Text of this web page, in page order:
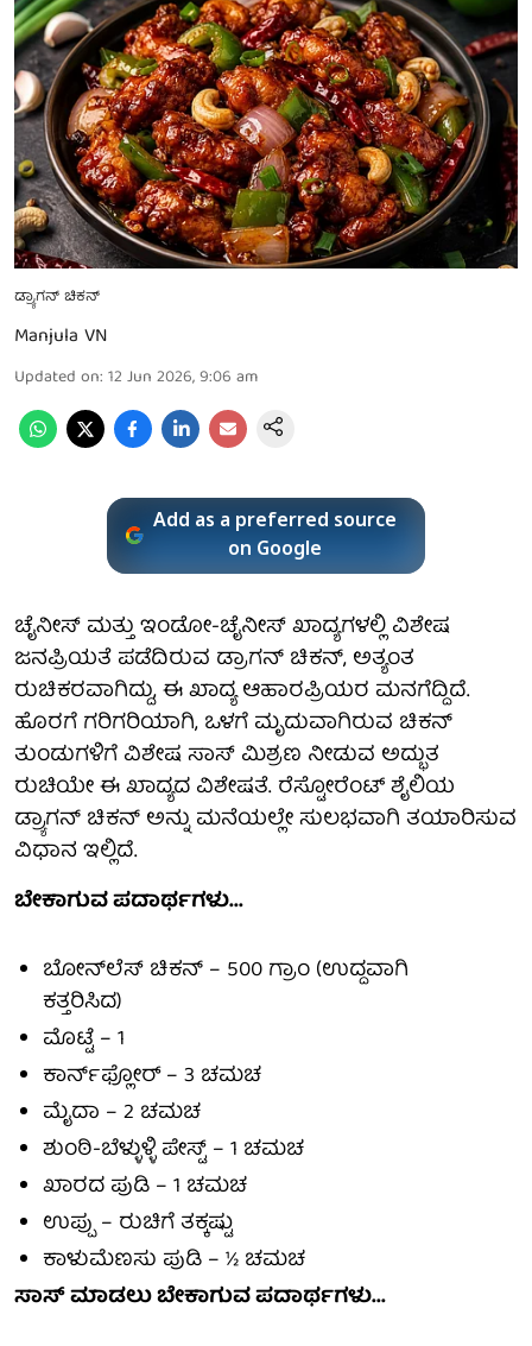
ಡ್ರ್ಯಾಗನ್ ಚಿಕನ್
Manjula VN
Updated on: 12 Jun 2026, 9:06 am
Add as a preferred source
on Google
ಚೈನೀಸ್ ಮತ್ತು ಇಂಡೋ-ಚೈನೀಸ್ ಖಾದ್ಯಗಳಲ್ಲಿ ವಿಶೇಷ
ಜನಪ್ರಿಯತೆ ಪಡೆದಿರುವ ಡ್ರಾಗನ್ ಚಿಕನ್, ಅತ್ಯಂತ
ರುಚಿಕರವಾಗಿದ್ದು, ಈ ಖಾದ್ಯ ಆಹಾರಪ್ರಿಯರ ಮನಗೆದ್ದಿದೆ.
ಹೊರಗೆ ಗರಿಗರಿಯಾಗಿ, ಒಳಗೆ ಮೃದುವಾಗಿರುವ ಚಿಕನ್
ತುಂಡುಗಳಿಗೆ ವಿಶೇಷ ಸಾಸ್‌ ಮಿಶ್ರಣ ನೀಡುವ ಅದ್ಭುತ
ರುಚಿಯೇ ಈ ಖಾದ್ಯದ ವಿಶೇಷತೆ. ರೆಸ್ಟೋರೆಂಟ್‌ ಶೈಲಿಯ
ಡ್ರ್ಯಾಗನ್ ಚಿಕನ್ ಅನ್ನು ಮನೆಯಲ್ಲೇ ಸುಲಭವಾಗಿ ತಯಾರಿಸುವ
ವಿಧಾನ ಇಲ್ಲಿದೆ.
ಬೇಕಾಗುವ ಪದಾರ್ಥಗಳು...
ಬೋನ್‌ಲೆಸ್ ಚಿಕನ್ – 500 ಗ್ರಾಂ (ಉದ್ದವಾಗಿ
ಕತ್ತರಿಸಿದ)
ಮೊಟ್ಟೆ – 1
ಕಾರ್ನ್‌ಫ್ಲೋರ್ – 3 ಚಮಚ
ಮೈದಾ – 2 ಚಮಚ
ಶುಂಠಿ-ಬೆಳ್ಳುಳ್ಳಿ ಪೇಸ್ಟ್ – 1 ಚಮಚ
ಖಾರದ ಪುಡಿ – 1 ಚಮಚ
ಉಪ್ಪು – ರುಚಿಗೆ ತಕ್ಕಷ್ಟು
ಕಾಳುಮೆಣಸು ಪುಡಿ – ½ ಚಮಚ
ಸಾಸ್‌ ಮಾಡಲು ಬೇಕಾಗುವ ಪದಾರ್ಥಗಳು...